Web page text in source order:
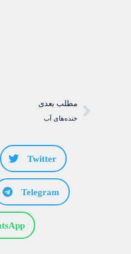
مطلب بعدی
خنده‌های آب
Twitter
Telegram